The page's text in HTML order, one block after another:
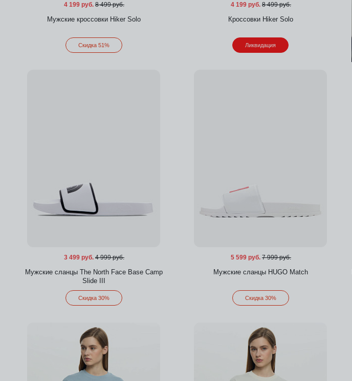
4 199 руб. 8 499 руб.
Мужские кроссовки Hiker Solo
Скидка 51%
4 199 руб. 8 499 руб.
Кроссовки Hiker Solo
Ликвидация
3 499 руб. 4 999 руб.
Мужские сланцы The North Face Base Camp
Slide III
Скидка 30%
Добавить в избранное
5 599 руб. 7 999 руб.
Мужские сланцы HUGO Match
Скидка 30%
Добавить в избранное